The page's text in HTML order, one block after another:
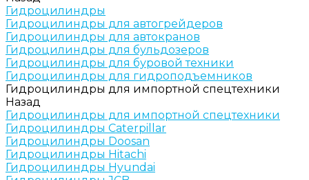
Гидроцилиндры
Гидроцилиндры для автогрейдеров
Гидроцилиндры для автокранов
Гидроцилиндры для бульдозеров
Гидроцилиндры для буровой техники
Гидроцилиндры для гидроподъемников
Гидроцилиндры для импортной спецтехники
Назад
Гидроцилиндры для импортной спецтехники
Гидроцилиндры Caterpillar
Гидроцилиндры Doosan
Гидроцилиндры Hitachi
Гидроцилиндры Hyundai